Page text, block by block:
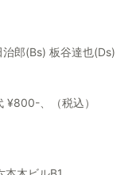
郎(Bs) 板谷達也(Ds)
、（税込）